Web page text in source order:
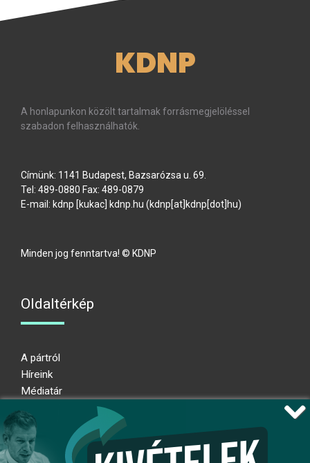
KDNP
A honlapunkon közölt tartalmak forrásmegjelöléssel
szabadon felhasználhatók.
Címünk: 1141 Budapest, Bazsarózsa u. 69.
Tel: 489-0880 Fax: 489-0879
E-mail: kdnp [kukac] kdnp.hu (kdnp[at]kdnp[dot]hu)
Minden jog fenntartva! © KDNP
Oldaltérkép
A pártról
Híreink
Médiatár
Adatkezelési nyilatkozat
Átláthatósági nyilatkozat
Ugrás az oldal tetejére